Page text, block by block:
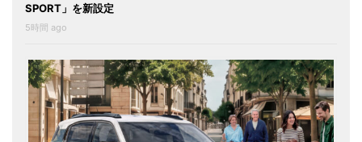
SPORT」を新設定
5時間 ago